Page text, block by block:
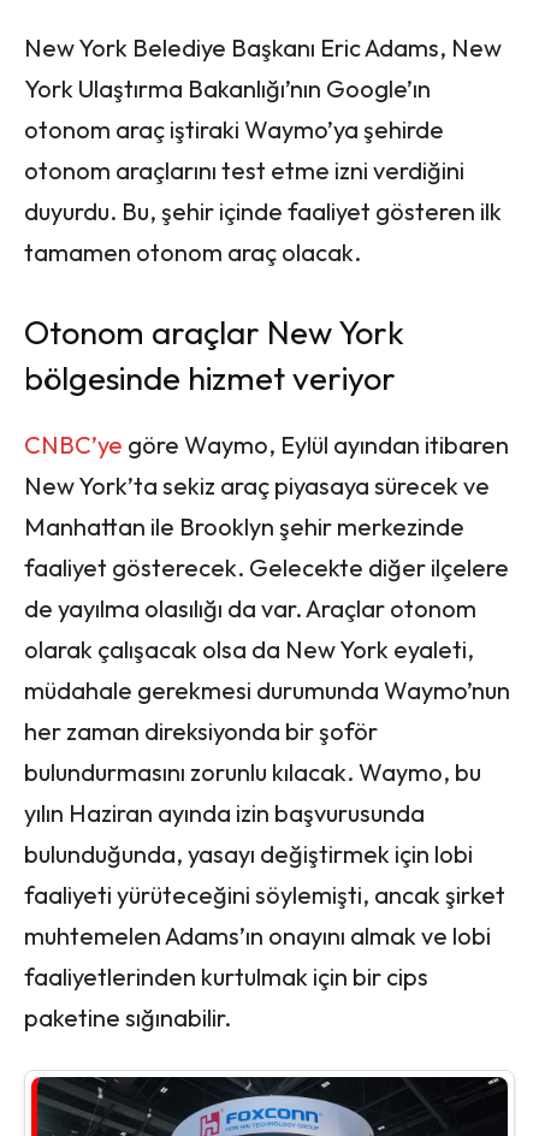
New York Belediye Başkanı Eric Adams, New
York Ulaştırma Bakanlığı’nın Google’ın
otonom araç iştiraki Waymo’ya şehirde
otonom araçlarını test etme izni verdiğini
duyurdu. Bu, şehir içinde faaliyet gösteren ilk
tamamen otonom araç olacak.
Otonom araçlar New York
bölgesinde hizmet veriyor
CNBC’ye göre Waymo, Eylül ayından itibaren
New York’ta sekiz araç piyasaya sürecek ve
Manhattan ile Brooklyn şehir merkezinde
faaliyet gösterecek. Gelecekte diğer ilçelere
de yayılma olasılığı da var. Araçlar otonom
olarak çalışacak olsa da New York eyaleti,
müdahale gerekmesi durumunda Waymo’nun
her zaman direksiyonda bir şoför
bulundurmasını zorunlu kılacak. Waymo, bu
yılın Haziran ayında izin başvurusunda
bulunduğunda, yasayı değiştirmek için lobi
faaliyeti yürüteceğini söylemişti, ancak şirket
muhtemelen Adams’ın onayını almak ve lobi
faaliyetlerinden kurtulmak için bir cips
paketine sığınabilir.